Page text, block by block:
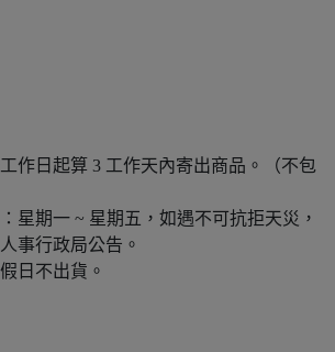
作日起算 3 工作天內寄出商品。（不包
星期一 ~ 星期五，如遇不可抗拒天災，
事行政局公告。
日不出貨。